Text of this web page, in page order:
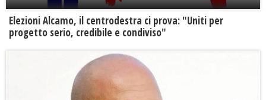
Elezioni Alcamo, il centrodestra ci prova: "Uniti per
progetto serio, credibile e condiviso"